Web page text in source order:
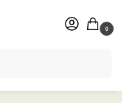
0
σας πρόσωπο.